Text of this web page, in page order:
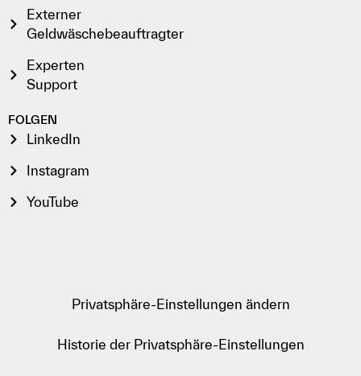
Externer
Geldwäschebeauftragter
Experten
Support
FOLGEN
LinkedIn
Instagram
YouTube
Privatsphäre-Einstellungen ändern
Historie der Privatsphäre-Einstellungen